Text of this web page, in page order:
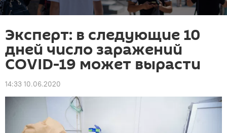
Эксперт: в следующие 10
дней число заражений
COVID-19 может вырасти
14:33 10.06.2020